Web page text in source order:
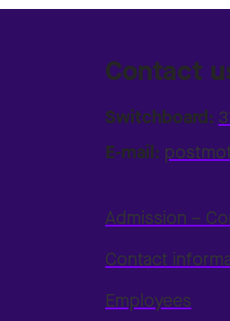
Contact
Switchboard:
E-mail:
Admission –
Contact
Employees